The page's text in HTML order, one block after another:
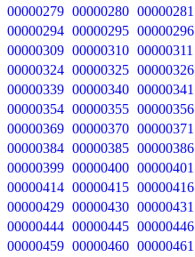
00000279 00000280 00000281
00000294 00000295 00000296
00000309 00000310 00000311
00000324 00000325 00000326
00000339 00000340 00000341
00000354 00000355 00000356
00000369 00000370 00000371
00000384 00000385 00000386
00000399 00000400 00000401
00000414 00000415 00000416
00000429 00000430 00000431
00000444 00000445 00000446
00000459 00000460 00000461